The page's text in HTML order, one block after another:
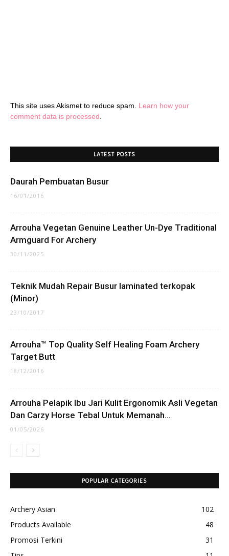
This site uses Akismet to reduce spam. Learn how your
comment data is processed
LATEST POSTS
Daurah Pembuatan Busur
16/01/2016
Arrouha Vegetan Genuine Leather Un-Dye Traditional
Armguard For Archery
30/11/2025
Teknik Mudah Repair Busur laminated terkopak
(Minor)
23/10/2017
Arrouha™ Top Quality Self Healing Foam Archery
Target Butt
18/12/2016
Arrouha Pelapik Ibu Jari Kulit Ergonomik Asli Vegetan
Dan Carzy Horse Tebal Untuk Memanah...
01/05/2026
POPULAR CATEGORIES
Archery Asian
102
Products Available
48
Promosi Terkini
31